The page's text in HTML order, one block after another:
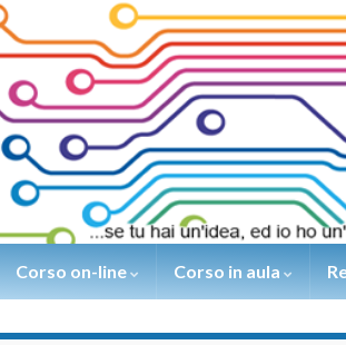
Corso on-line Corso in aula